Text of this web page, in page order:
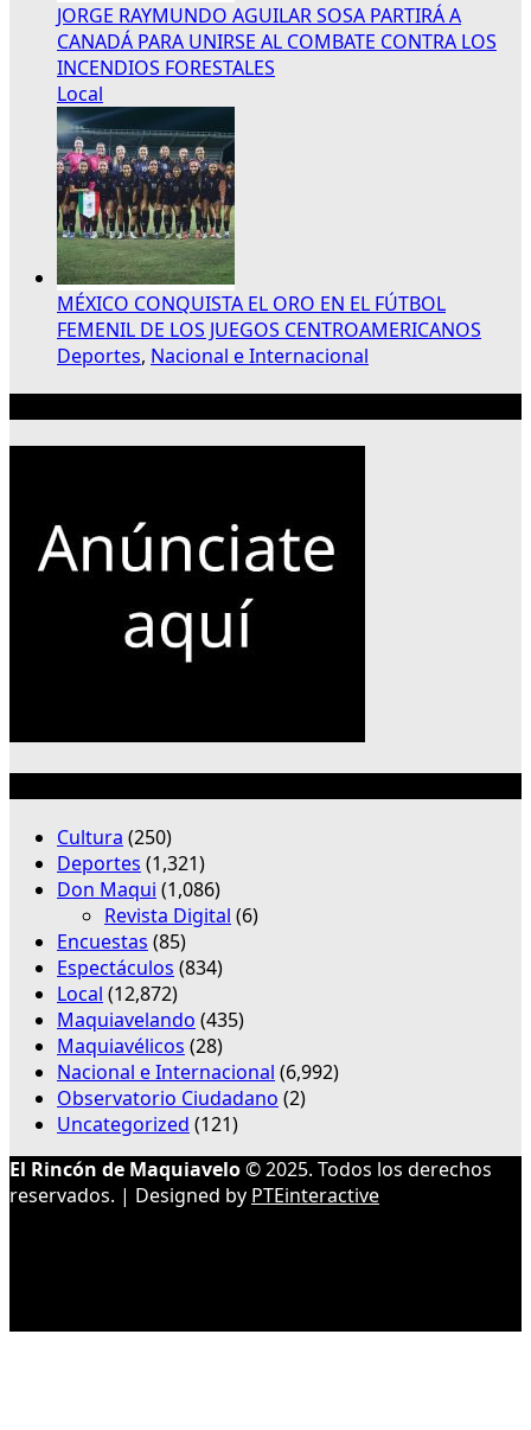
JORGE RAYMUNDO AGUILAR SOSA PARTIRÁ A
CANADÁ PARA UNIRSE AL COMBATE CONTRA LOS
INCENDIOS FORESTALES
Local
MÉXICO CONQUISTA EL ORO EN EL FÚTBOL
FEMENIL DE LOS JUEGOS CENTROAMERICANOS
Deportes, Nacional e Internacional
Cultura (250)
Deportes (1,321)
Don Maqui (1,086)
Revista Digital (6)
Encuestas (85)
Espectáculos (834)
Local (12,872)
Maquiavelando (435)
Maquiavélicos (28)
Nacional e Internacional (6,992)
Observatorio Ciudadano (2)
Uncategorized (121)
El Rincón de Maquiavelo© 2025. Todos los derechos
reservados. | Designed by PTEinteractive